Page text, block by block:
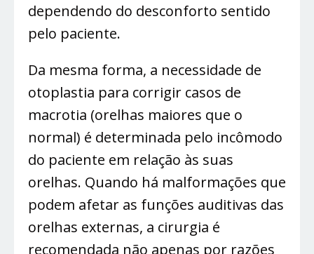
dependendo do desconforto sentido
pelo paciente.
Da mesma forma, a necessidade de
otoplastia para corrigir casos de
macrotia (orelhas maiores que o
normal) é determinada pelo incômodo
do paciente em relação às suas
orelhas. Quando há malformações que
podem afetar as funções auditivas das
orelhas externas, a cirurgia é
recomendada não apenas por razões